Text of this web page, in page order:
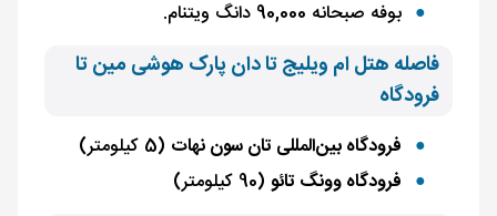
بوفه صبحانه 90,000 دانگ ویتنام.
فاصله هتل ام ویلیج تا دان پارک هوشی مین تا
فرودگاه
فرودگاه بین‌المللی تان سون نهات (5 کیلومتر)
فرودگاه وونگ تائو (90 کیلومتر)